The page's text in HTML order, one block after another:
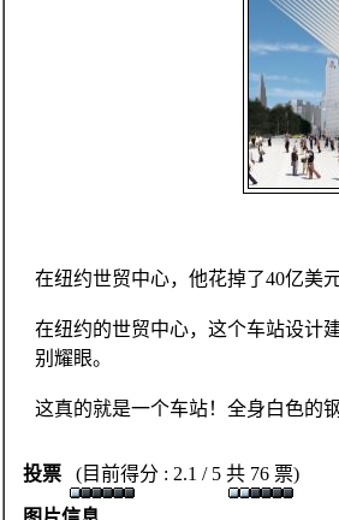
在纽约世贸中心，他花掉了40亿
在纽约的世贸中心，这个车站设计
别耀眼。
这真的就是一个车站！全身白色的
投票 (目前得分 : 2.1 / 5 共 76 票)